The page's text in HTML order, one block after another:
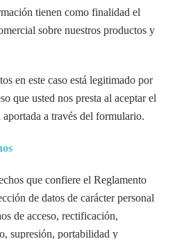
tienen como finalidad el
sobre nuestros productos y
en este caso está legitimado por
que usted nos presta al aceptar el
a través del formulario.
que confiere el Reglamento
de datos de carácter personal
de acceso, rectificación,
supresión, portabilidad y